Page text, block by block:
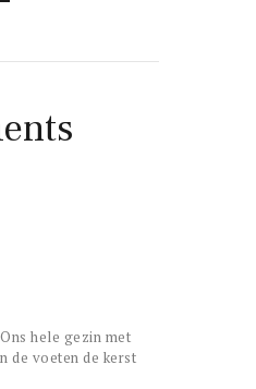
hele gezin met
de voeten de kerst